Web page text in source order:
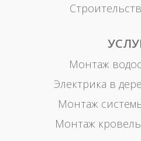
Монтаж
Электрика в
Монтаж
Монтаж